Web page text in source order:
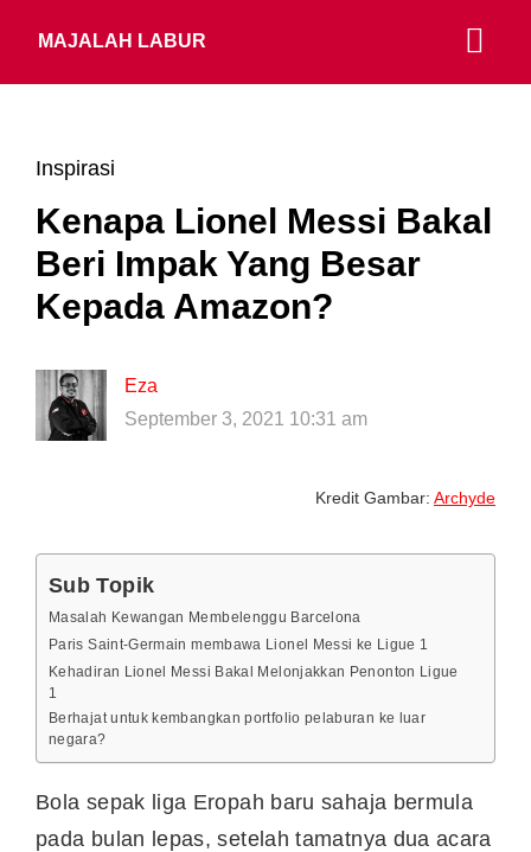
MAJALAH LABUR
Inspirasi
Kenapa Lionel Messi Bakal
Beri Impak Yang Besar
Kepada Amazon?
Eza
September 3, 2021 10:31 am
Kredit Gambar: Archyde
Sub Topik
Masalah Kewangan Membelenggu Barcelona
Paris Saint-Germain membawa Lionel Messi ke Ligue 1
Kehadiran Lionel Messi Bakal Melonjakkan Penonton Ligue
1
Berhajat untuk kembangkan portfolio pelaburan ke luar
negara?
Bola sepak liga Eropah baru sahaja bermula
pada bulan lepas, setelah tamatnya dua acara